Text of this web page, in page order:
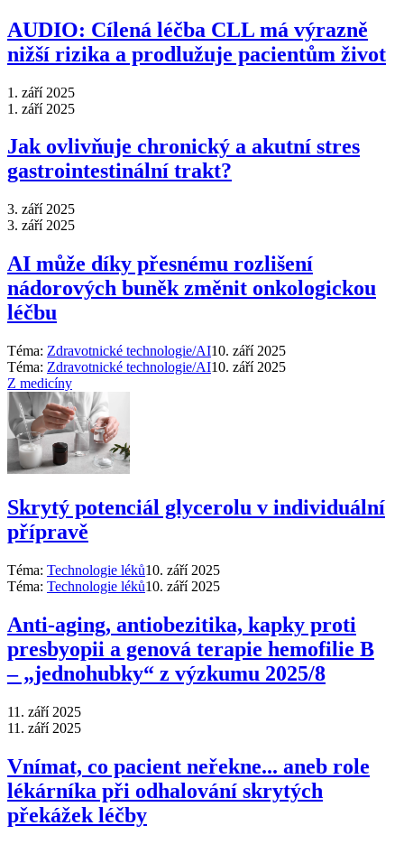
AUDIO: Cílená léčba CLL má výrazně
nižší rizika a prodlužuje pacientům život
1. září 2025
1. září 2025
Jak ovlivňuje chronický a akutní stres
gastrointestinální trakt?
3. září 2025
3. září 2025
AI může díky přesnému rozlišení
nádorových buněk změnit onkologickou
léčbu
Téma: Zdravotnické technologie/AI10. září 2025
Téma: Zdravotnické technologie/AI10. září 2025
Z medicíny
Skrytý potenciál glycerolu v individuální
přípravě
Téma: Technologie léků10. září 2025
Téma: Technologie léků10. září 2025
Anti‑aging, antiobezitika, kapky proti
presbyopii a genová terapie hemofilie B
–⁠ „jednohubky“ z výzkumu 2025/8
11. září 2025
11. září 2025
Vnímat, co pacient neřekne... aneb role
lékárníka při odhalování skrytých
překážek léčby